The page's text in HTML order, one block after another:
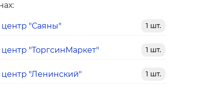
"Саяны" 1 шт.
"ТоргсинМаркет" 1 шт.
"Ленинский" 1 шт.